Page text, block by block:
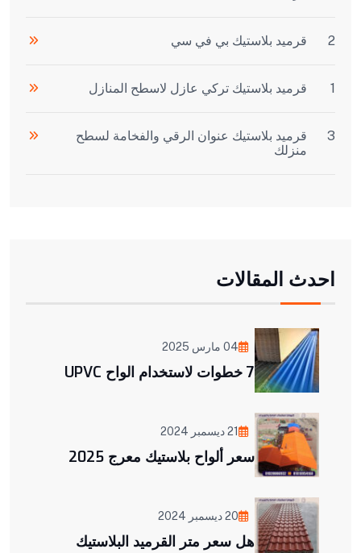
قرميد بلاستيك بي في سي 2
قرميد بلاستيك تركي عازل لاسطح المنازل 1
قرميد بلاستيك عنوان الرقي والفخامة لسطح
منزلك
3
احدث المقالات
04 مارس 2025
7 خطوات لاستخدام الواح UPVC
21 ديسمبر 2024
سعر ألواح بلاستيك معرج 2025
20 ديسمبر 2024
هل سعر متر القرميد البلاستيك